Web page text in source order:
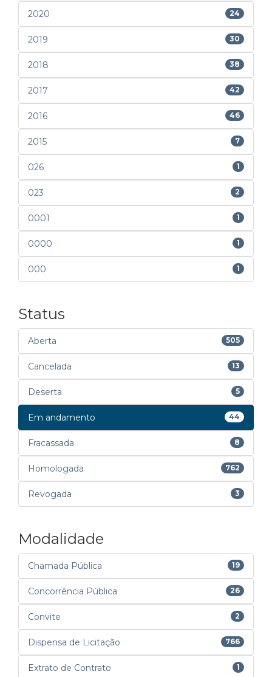
2020 24
2019 30
2018 38
2017 42
2016 46
2015 7
026 1
023 2
0001 1
0000 1
000 1
Status
Aberta 505
Cancelada 13
Deserta 5
Em andamento 44
Fracassada 8
Homologada 762
Revogada 3
Modalidade
Chamada Pública 19
Concorrência Pública 26
Convite 2
Dispensa de Licitação 766
Extrato de Contrato 1